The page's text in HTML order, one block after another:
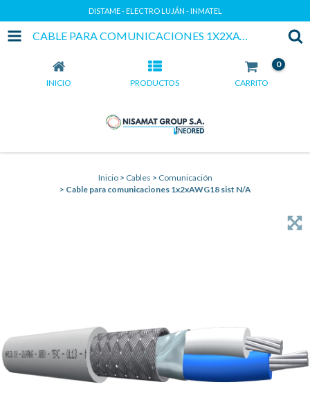
DISTAME - ELECTRO LUJÁN - INMATEL
CABLE PARA COMUNICACIONES 1X2XAWG18 SIST N/A
INICIO PRODUCTOS CARRITO
0
Inicio > Cables > Comunicación
> Cable para comunicaciones 1x2xAWG18 sist N/A